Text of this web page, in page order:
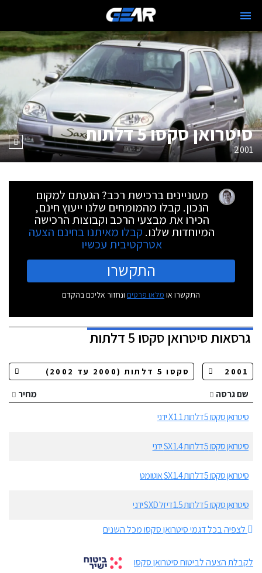
סיטרואן סקסו 5 דלתות
2001
מעוניינים ברכישת רכב? הגעתם למקום
הנכון. קבלו מהמומחים שלנו ייעוץ חינם,
הכירו את מבצעי הרכב וקבוצות הרכישה
המיוחדות שלנו. קבלו מאיתנו בחינם הצעה
אטרקטיבית עכשיו
התקשרו
התקשרו או מלאו פרטים ונחזור אליכם בהקדם
גרסאותסיטרואן סקסו 5 דלתות
שם גרסה
מחיר
סיטרואן סקסו 5 דלתות 1.1 X ידני
סיטרואן סקסו 5 דלתות 1.4 SX ידני
סיטרואן סקסו 5 דלתות 1.4 SX אוטומט
סיטרואן סקסו 5 דלתות 1.5 דיזל SXD ידני
לצפיה בכל דגמי סיטרואן סקסו מכל השנים
לקבלת הצעה לביטוח סיטרואן סקסו